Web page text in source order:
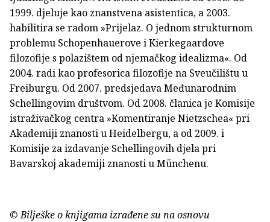
1999. djeluje kao znanstvena asistentica, a 2003.
habilitira se radom »Prijelaz. O jednom strukturnom
problemu Schopenhauerove i Kierkegaardove
filozofije s polazištem od njemačkog idealizma«. Od
2004. radi kao profesorica filozofije na Sveučilištu u
Freiburgu. Od 2007. predsjedava Međunarodnim
Schellingovim društvom. Od 2008. članica je Komisije
istraživačkog centra »Komentiranje Nietzschea« pri
Akademiji znanosti u Heidelbergu, a od 2009. i
Komisije za izdavanje Schellingovih djela pri
Bavarskoj akademiji znanosti u Münchenu.
© Bilješke o knjigama izrađene su na osnovu